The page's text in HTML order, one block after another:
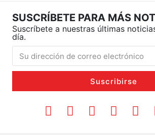
SUSCRÍBETE PARA MÁS
Suscríbete a nuestras últimas
día.
Suscribirse